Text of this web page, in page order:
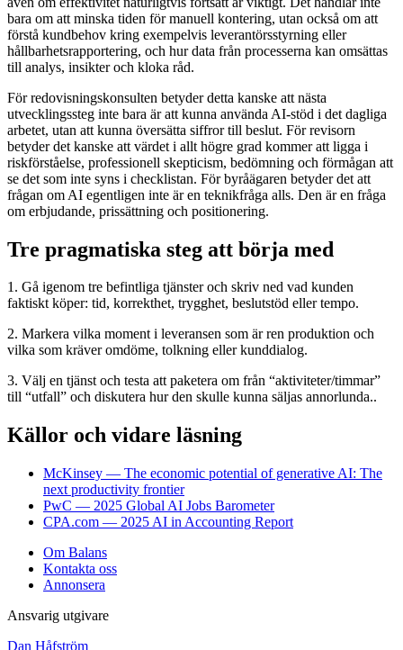
bara om att minska tiden för manuell kontering, utan också om att
förstå kundbehov kring exempelvis leverantörsstyrning eller
hållbarhetsrapportering, och hur data från processerna kan omsättas
till analys, insikter och kloka råd.
För redovisningskonsulten betyder detta kanske att nästa
utvecklingssteg inte bara är att kunna använda AI-stöd i det dagliga
arbetet, utan att kunna översätta siffror till beslut. För revisorn
betyder det kanske att värdet i allt högre grad kommer att ligga i
riskförståelse, professionell skepticism, bedömning och förmågan att
se det som inte syns i checklistan. För byråägaren betyder det att
frågan om AI egentligen inte är en teknikfråga alls. Den är en fråga
om erbjudande, prissättning och positionering.
Tre pragmatiska steg att börja med
1. Gå igenom tre befintliga tjänster och skriv ned vad kunden
faktiskt köper: tid, korrekthet, trygghet, beslutstöd eller tempo.
2. Markera vilka moment i leveransen som är ren produktion och
vilka som kräver omdöme, tolkning eller kunddialog.
3. Välj en tjänst och testa att paketera om från “aktiviteter/timmar”
till “utfall” och diskutera hur den skulle kunna säljas annorlunda..
Källor och vidare läsning
McKinsey — The economic potential of generative AI: The
next productivity frontier
PwC — 2025 Global AI Jobs Barometer
CPA.com — 2025 AI in Accounting Report
Om Balans
Kontakta oss
Annonsera
Ansvarig utgivare
Dan Håfström